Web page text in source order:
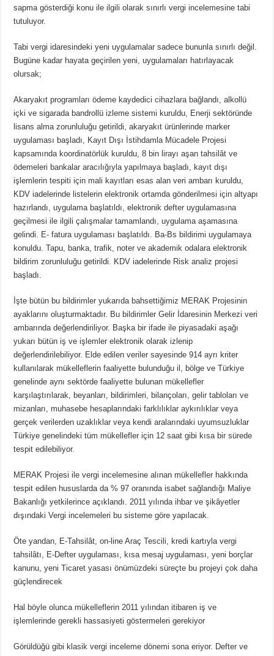
sapma gösterdiği konu ile ilgili olarak sınırlı vergi incelemesine tabi
tutuluyor.
Tabi vergi idaresindeki yeni uygulamalar sadece bununla sınırlı değil.
Bugüne kadar hayata geçirilen yeni, uygulamaları hatırlayacak
olursak;
Akaryakıt programları ödeme kaydedici cihazlara bağlandı, alkollü
içki ve sigarada bandrollü izleme sistemi kuruldu, Enerji sektöründe
lisans alma zorunluluğu getirildi, akaryakıt ürünlerinde marker
uygulaması başladı, Kayıt Dışı İstihdamla Mücadele Projesi
kapsamında koordinatörlük kuruldu, 8 bin lirayı aşan tahsilât ve
ödemeleri bankalar aracılığıyla yapılmaya başladı, kayıt dışı
işlemlerin tespiti için mali kayıtları esas alan veri ambarı kuruldu,
KDV iadelerinde listelerin elektronik ortamda gönderilmesi için altyapı
hazırlandı, uygulama başlatıldı, elektronik defter uygulamasına
geçilmesi ile ilgili çalışmalar tamamlandı, uygulama aşamasına
gelindi. E- fatura uygulaması başlatıldı. Ba-Bs bildirimi uygulamaya
konuldu. Tapu, banka, trafik, noter ve akademik odalara elektronik
bildirim zorunluluğu getirildi. KDV iadelerinde Risk analiz projesi
başladı.
İşte bütün bu bildirimler yukarıda bahsettiğimiz MERAK Projesinin
ayaklarını oluşturmaktadır. Bu bildirimler Gelir İdaresinin Merkezi veri
ambarında değerlendiriliyor. Başka bir ifade ile piyasadaki aşağı
yukarı bütün iş ve işlemler elektronik olarak izlenip
değerlendirilebiliyor. Elde edilen veriler sayesinde 914 ayrı kriter
kullanılarak mükelleflerin faaliyette bulunduğu il, bölge ve Türkiye
genelinde aynı sektörde faaliyette bulunan mükellefler
karşılaştırılarak, beyanları, bildirimleri, bilançoları, gelir tabloları ve
mizanları, muhasebe hesaplarındaki farklılıklar aykırılıklar veya
gerçek verilerden uzaklıklar veya kendi aralarındaki uyumsuzluklar
Türkiye genelindeki tüm mükellefler için 12 saat gibi kısa bir sürede
tespit edilebiliyor.
MERAK Projesi ile vergi incelemesine alınan mükellefler hakkında
tespit edilen hususlarda da % 97 oranında isabet sağlandığı Maliye
Bakanlığı yetkilerince açıklandı. 2011 yılında ihbar ve şikâyetler
dışındaki Vergi incelemeleri bu sisteme göre yapılacak.
Öte yandan, E-Tahsilât, on-line Araç Tescili, kredi kartıyla vergi
tahsilâtı, E-Defter uygulaması, kısa mesaj uygulaması, yeni borçlar
kanunu, yeni Ticaret yasası önümüzdeki süreçte bu projeyi çok daha
güçlendirecek
Hal böyle olunca mükelleflerin 2011 yılından itibaren iş ve
işlemlerinde gerekli hassasiyeti göstermeleri gerekiyor
Görüldüğü gibi klasik vergi inceleme dönemi sona eriyor. Defter ve